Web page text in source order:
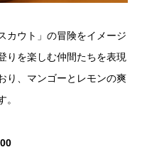
カウト」の冒険をイメージ
りを楽しむ仲間たちを表現
り、マンゴーとレモンの爽